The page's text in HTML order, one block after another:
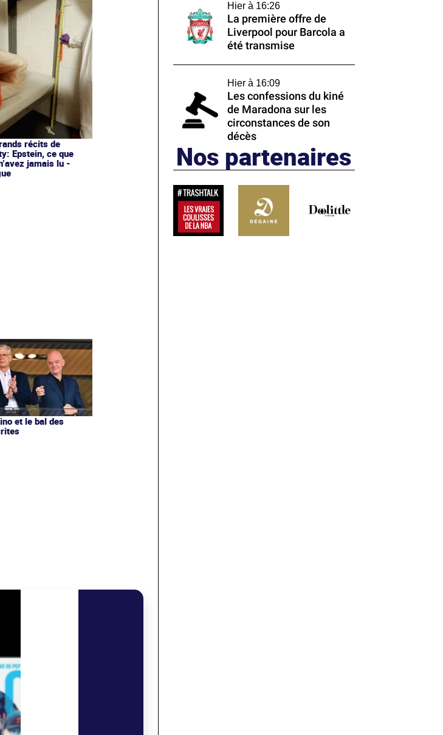
récits de
Epstein, ce que
jamais lu -
et le bal des
Hier à 16:26
La première offre de
Liverpool pour Barcola a
été transmise
Hier à 16:09
Les confessions du kiné
de Maradona sur les
circonstances de son
décès
Nos partenaires